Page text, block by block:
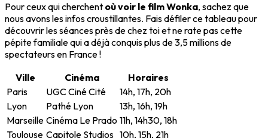
Pour ceux qui cherchent où voir le film Wonka, sachez que
nous avons les infos croustillantes. Fais défiler ce tableau pour
découvrir les séances près de chez toi et ne rate pas cette
pépite familiale qui a déjà conquis plus de 3,5 millions de
spectateurs en France !
Ville
Cinéma
Horaires
Paris
UGC Ciné Cité
14h, 17h, 20h
Lyon
Pathé Lyon
13h, 16h, 19h
Marseille Cinéma Le Prado 11h, 14h30, 18h
Toulouse Capitole Studios 10h, 15h, 21h